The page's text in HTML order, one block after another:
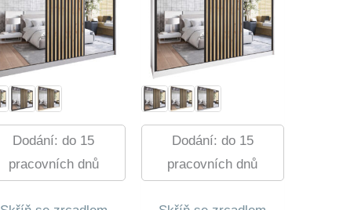
Dodání: do 15
pracovních dnů
Dodání: do 15
pracovních dnů